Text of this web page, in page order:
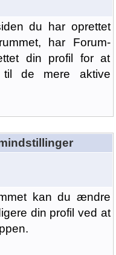
du har oprettet
har Forum-
din profil for at
de mere aktive
kan du ændre
din profil ved at